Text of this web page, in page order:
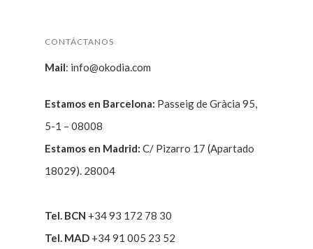
CONTÁCTANOS
Mail: info@okodia.com
Estamos en Barcelona: Passeig de Gràcia 95,
5-1 – 08008
Estamos en Madrid: C/ Pizarro 17 (Apartado
18029). 28004
Tel. BCN +34 93 172 78 30
Tel. MAD +34 91 005 23 52